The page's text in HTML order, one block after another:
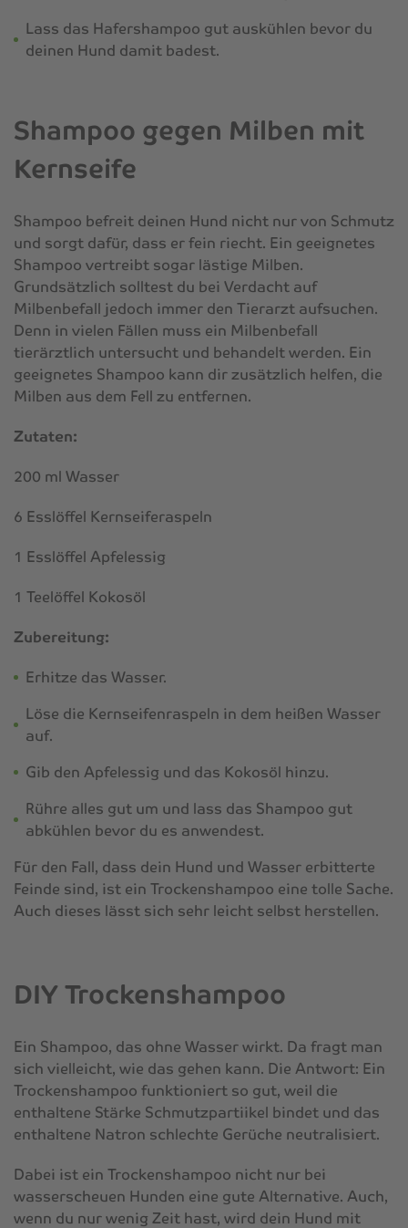
Lass das Hafershampoo gut auskühlen bevor du
deinen Hund damit badest.
Shampoo gegen Milben mit
Kernseife
Shampoo befreit deinen Hund nicht nur von Schmutz
und sorgt dafür, dass er fein riecht. Ein geeignetes
Shampoo vertreibt sogar lästige Milben.
Grundsätzlich solltest du bei Verdacht auf
Milbenbefall jedoch immer den Tierarzt aufsuchen.
Denn in vielen Fällen muss ein Milbenbefall
tierärztlich untersucht und behandelt werden. Ein
geeignetes Shampoo kann dir zusätzlich helfen, die
Milben aus dem Fell zu entfernen.
Zutaten:
200 ml Wasser
6 Esslöffel Kernseiferaspeln
1 Esslöffel Apfelessig
1 Teelöffel Kokosöl
Zubereitung:
Erhitze das Wasser.
Löse die Kernseifenraspeln in dem heißen Wasser
auf.
Gib den Apfelessig und das Kokosöl hinzu.
Rühre alles gut um und lass das Shampoo gut
abkühlen bevor du es anwendest.
Für den Fall, dass dein Hund und Wasser erbitterte
Feinde sind, ist ein Trockenshampoo eine tolle Sache.
Auch dieses lässt sich sehr leicht selbst herstellen.
DIY Trockenshampoo
Ein Shampoo, das ohne Wasser wirkt. Da fragt man
sich vielleicht, wie das gehen kann. Die Antwort: Ein
Trockenshampoo funktioniert so gut, weil die
enthaltene Stärke Schmutzpartiikel bindet und das
enthaltene Natron schlechte Gerüche neutralisiert.
Dabei ist ein Trockenshampoo nicht nur bei
wasserscheuen Hunden eine gute Alternative. Auch,
wenn du nur wenig Zeit hast, wird dein Hund mit